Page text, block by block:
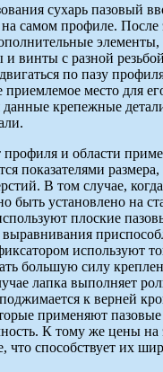
сухарь пазовый
самом профиле.
элементы,
винты с разной
по пазу
приемлемое место для
данные крепежные
профиля и области
показателями
В том случае,
быть установлено на
плоские
используют
большую силу
лапка выполняет
к верней
применяют
К тому же цены на
что способствует их